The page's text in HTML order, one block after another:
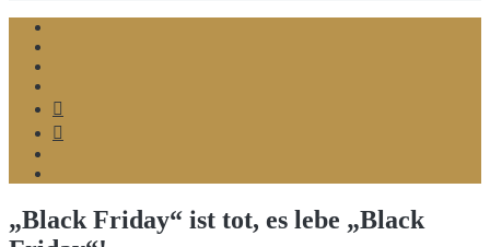
„Black Friday“ ist tot, es lebe „Black